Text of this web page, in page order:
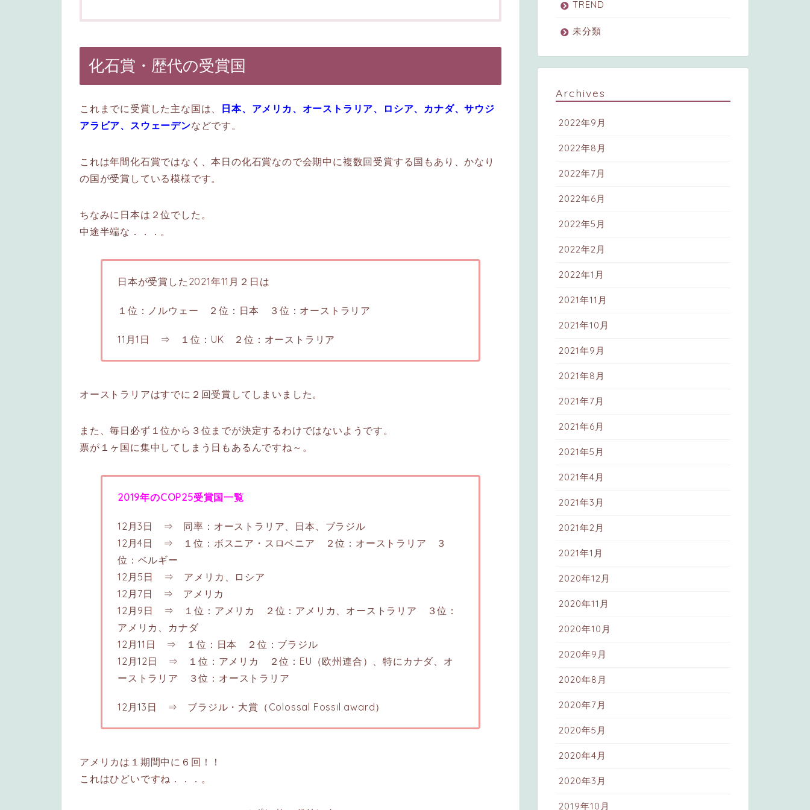
化石賞・歴代の受賞国
これまでに受賞した主な国は、 日本、アメリカ、 オーストラリア、ロシア、カナダ、サウジ
アラビア、スウェーデンなどです。
これは年間化石賞ではなく、本日の化石賞なので会期中に複数回受賞する国もあり、かなり
の国が受賞している模様です。
ちなみに日本は２位でした。
中途半端な．．．。
日本が受賞した2021年11月２日は
１位：ノルウェー ２位：日本 ３位：オーストラリア
11月1日 ⇒ １位：UK ２位：オーストラリア
オーストラリアはすでに２回受賞してしまいました。
また、毎日必ず１位から３位までが決定するわけではないようです。
票が１ヶ国に集中してしまう日もあるんですね～。
2019年のCOP25受賞国一覧
12月3日 ⇒ 同率：オーストラリア、日本、ブラジル
12月4日 ⇒ １位：ボスニア・スロベニア ２位：オーストラリア ３
位：ベルギー
12月5日 ⇒ アメリカ、ロシア
12月7日 ⇒ アメリカ
12月9日 ⇒ １位：アメリカ ２位：アメリカ、オーストラリア ３位：
アメリカ、カナダ
12月11日 ⇒ １位：日本 ２位：ブラジル
12月12日 ⇒ １位：アメリカ ２位：EU（欧州連合）、特にカナダ、オ
ーストラリア ３位：オーストラリア
12月13日 ⇒ ブラジル・大賞（Colossal Fossil award）
アメリカは１期間中に６回！！
これはひどいですね．．．。
TREND
未分類
Archives
2022年9月
2022年8月
2022年7月
2022年6月
2022年5月
2022年2月
2022年1月
2021年11月
2021年10月
2021年9月
2021年8月
2021年7月
2021年6月
2021年5月
2021年4月
2021年3月
2021年2月
2021年1月
2020年12月
2020年11月
2020年10月
2020年9月
2020年8月
2020年7月
2020年5月
2020年4月
2020年3月
2019年10月